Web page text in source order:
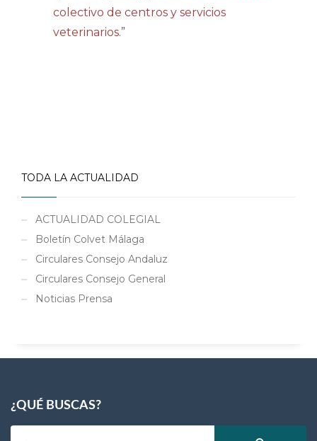
colectivo de centros y servicios
veterinarios.”
TODA LA ACTUALIDAD
ACTUALIDAD COLEGIAL
Boletín Colvet Málaga
Circulares Consejo Andaluz
Circulares Consejo General
Noticias Prensa
¿QUÉ BUSCAS?